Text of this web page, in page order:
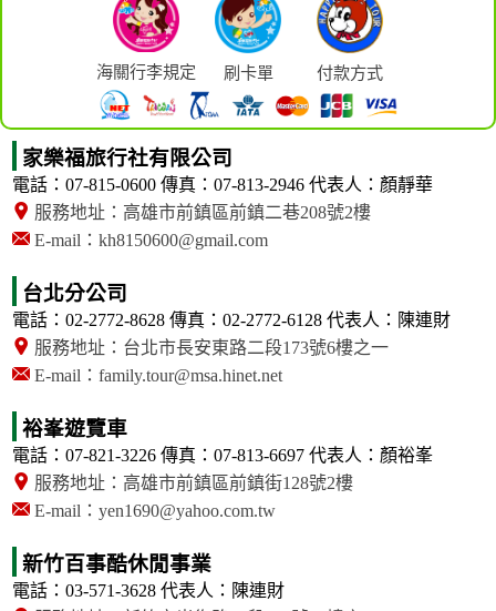
海關行李規定 刷卡單 付款方式
家樂福旅行社有限公司
電話：07-815-0600 傳真：07-813-2946 代表人：顏靜華
服務地址：高雄市前鎮區前鎮二巷208號2樓
E-mail：kh8150600@gmail.com
台北分公司
電話：02-2772-8628 傳真：02-2772-6128 代表人：陳連財
服務地址：台北市長安東路二段173號6樓之一
E-mail：family.tour@msa.hinet.net
裕峯遊覽車
電話：07-821-3226 傳真：07-813-6697 代表人：顏裕峯
服務地址：高雄市前鎮區前鎮街128號2樓
E-mail：yen1690@yahoo.com.tw
新竹百事酷休閒事業
電話：03-571-3628 代表人：陳連財